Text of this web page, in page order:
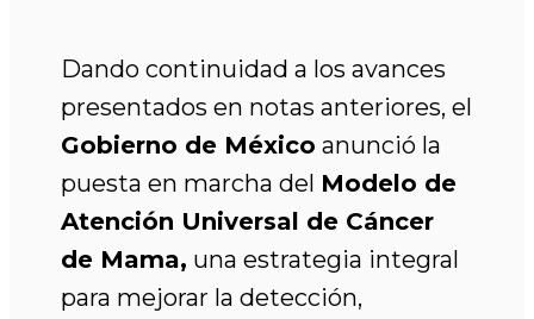
Dando continuidad a los avances
presentados en notas anteriores, el
Gobierno de México anunció la
puesta en marcha del Modelo de
Atención Universal de Cáncer
de Mama, una estrategia integral
para mejorar la detección,